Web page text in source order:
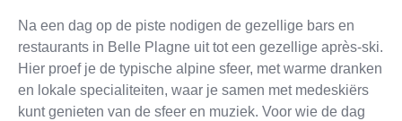
Na een dag op de piste nodigen de gezellige bars en
restaurants in Belle Plagne uit tot een gezellige après-ski.
Hier proef je de typische alpine sfeer, met warme dranken
en lokale specialiteiten, waar je samen met medeskiërs
kunt genieten van de sfeer en muziek. Voor wie de dag